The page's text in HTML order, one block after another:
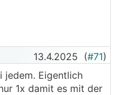
13.4.2025 (#71)
jedem. Eigentlich
1x damit es mit der